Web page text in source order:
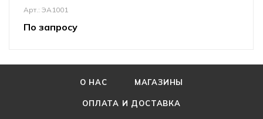
Арт.: ЭА1001
По запросу
О НАС МАГАЗИНЫ
ОПЛАТА И ДОСТАВКА